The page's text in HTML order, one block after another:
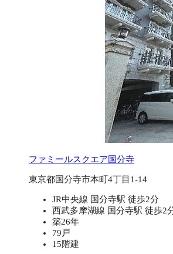
ファミールスクエア国分寺
東京都国分寺市本町4丁目1-14
JR中央線 国分寺駅 徒歩2分
西武多摩湖線 国分寺駅 徒歩2
築26年
79戸
15階建